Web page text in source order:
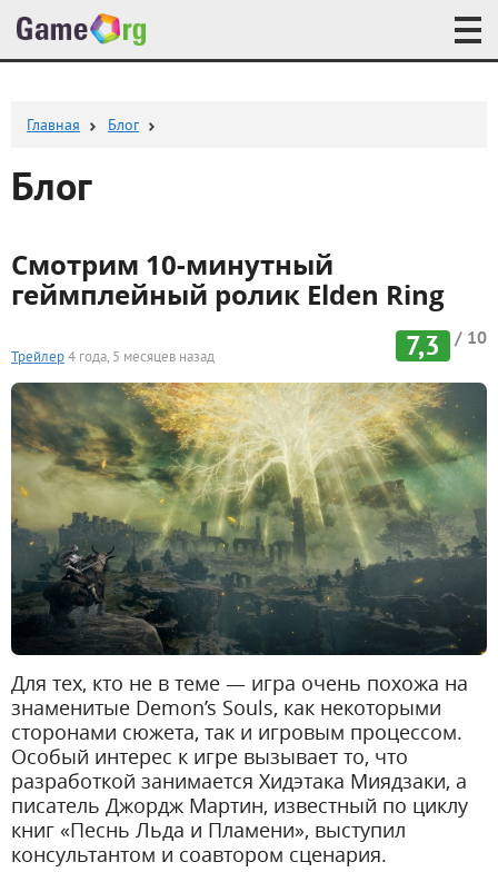
Главная Блог
Блог
Смотрим 10-минутный
геймплейный ролик Elden Ring
7,3 / 10
Трейлер4 года, 5 месяцев назад
Для тех, кто не в теме — игра очень похожа на
знаменитые Demon’s Souls, как некоторыми
сторонами сюжета, так и игровым процессом.
Особый интерес к игре вызывает то, что
разработкой занимается Хидэтака Миядзаки, а
писатель Джордж Мартин, известный по циклу
книг «Песнь Льда и Пламени», выступил
консультантом и соавтором сценария.